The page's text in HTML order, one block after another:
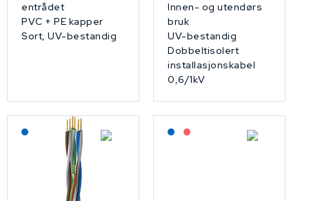
entrådet
PVC + PE kapper
Sort, UV-bestandig
Innen- og utendørs
bruk
UV-bestandig
Dobbeltisolert
installasjonskabel
0,6/1kV
Lagerført: NEK Kabel Lagerført: NEK Kabel
På forespørsel